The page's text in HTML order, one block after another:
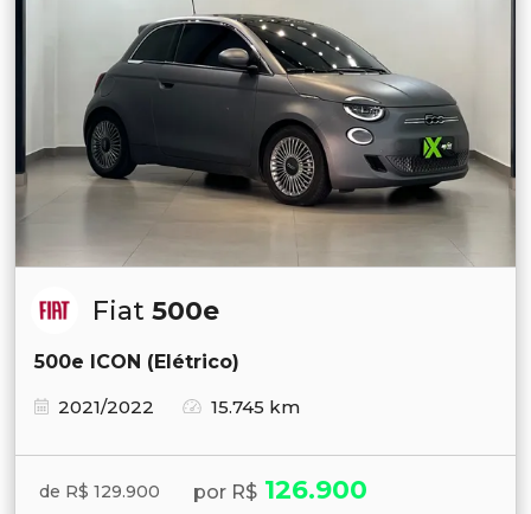
Fiat 500e
500e ICON (Elétrico)
2021/2022
15.745 km
de R$ 129.900 por R$ 126.900